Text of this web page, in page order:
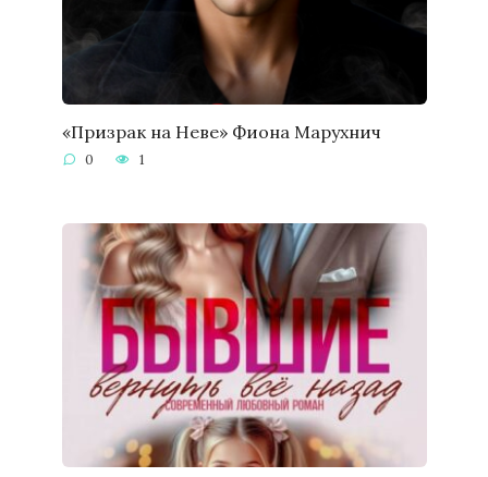
«Призрак на Неве» Фиона Марухнич
0 1